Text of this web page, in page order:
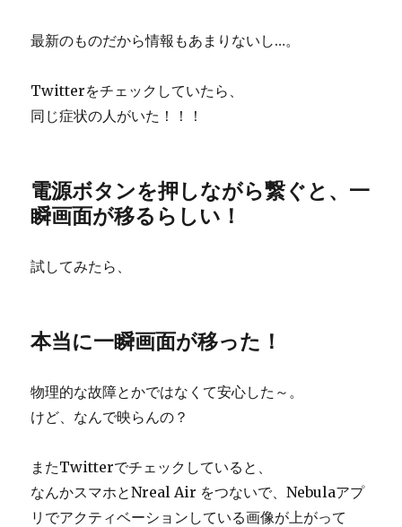
最新のものだから情報もあまりないし…。
Twitterをチェックしていたら、
同じ症状の人がいた！！！
電源ボタンを押しながら繋ぐと、一
瞬画面が移るらしい！
試してみたら、
本当に一瞬画面が移った！
物理的な故障とかではなくて安心した～。
けど、なんで映らんの？
またTwitterでチェックしていると、
なんかスマホとNreal Air をつないで、Nebulaアプ
リでアクティベーションしている画像が上がって